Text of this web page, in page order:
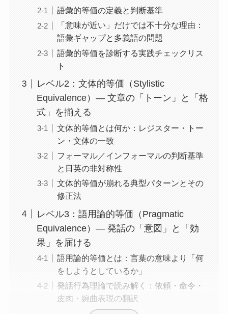
語彙的等価の定義と判断基準
「意味が近い」だけでは不十分な理由：
語彙ギャップと多義語の問題
語彙的等価を診断する実践チェックリス
ト
レベル2：文体的等価（Stylistic
Equivalence）― 文章の「トーン」と「格
式」を揃える
文体的等価とは何か：レジスター・トー
ン・文体の一致
フォーマル／インフォーマルの判断基準
と日英の非対称性
文体的等価が崩れる典型パターンとその
修正法
レベル3：語用論的等価（Pragmatic
Equivalence）― 発話の「意図」と「効
果」を届ける
語用論的等価とは：言葉の意味より「何
をしようとしているか」
発話行為理論で読み解く：依頼・命令・
皮肉・婉曲表現の翻訳